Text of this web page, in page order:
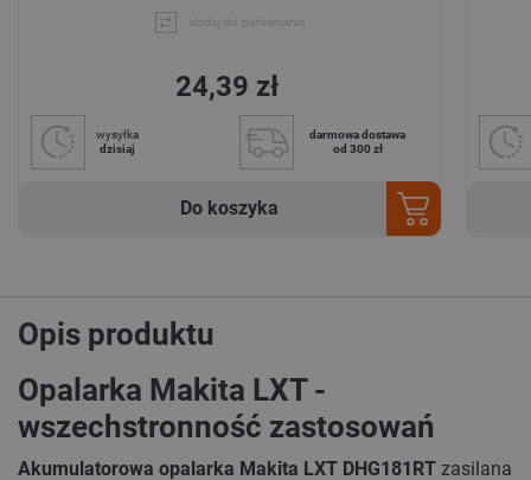
dodaj do porównania
24,39 zł
wysyłka
dzisiaj
darmowa dostawa
od 300 zł
Do koszyka
Opis produktu
Opalarka Makita LXT -
wszechstronność zastosowań
Akumulatorowa opalarka Makita LXT DHG181RT zasilana